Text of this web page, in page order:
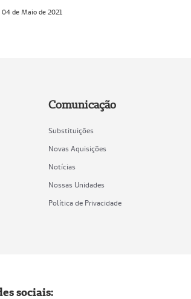
04 de Maio de 2021
Comunicação
Substituições
Novas Aquisições
Notícias
Nossas Unidades
Política de Privacidade
sociais: